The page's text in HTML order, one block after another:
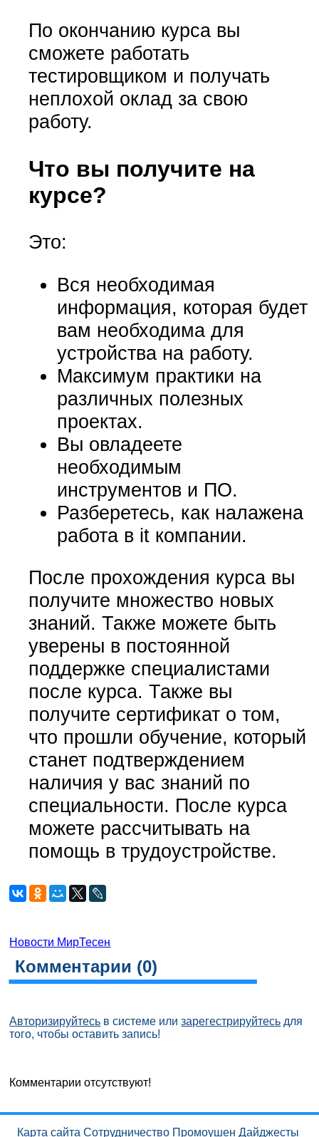
По окончанию курса вы
сможете работать
тестировщиком и получать
неплохой оклад за свою
работу.
Что вы получите на
курсе?
Это:
Вся необходимая
информация, которая будет
вам необходима для
устройства на работу.
Максимум практики на
различных полезных
проектах.
Вы овладеете
необходимым
инструментов и ПО.
Разберетесь, как налажена
работа в it компании.
После прохождения курса вы
получите множество новых
знаний. Также можете быть
уверены в постоянной
поддержке специалистами
после курса. Также вы
получите сертификат о том,
что прошли обучение, который
станет подтверждением
наличия у вас знаний по
специальности. После курса
можете рассчитывать на
помощь в трудоустройстве.
Новости МирТесен
Комментарии (0)
Авторизируйтесь в системе илизарегестрируйтесь для
того, чтобы оставить запись!
Комментарии отсутствуют!
Карта сайта Сотрудничество Промоушен Дайджесты